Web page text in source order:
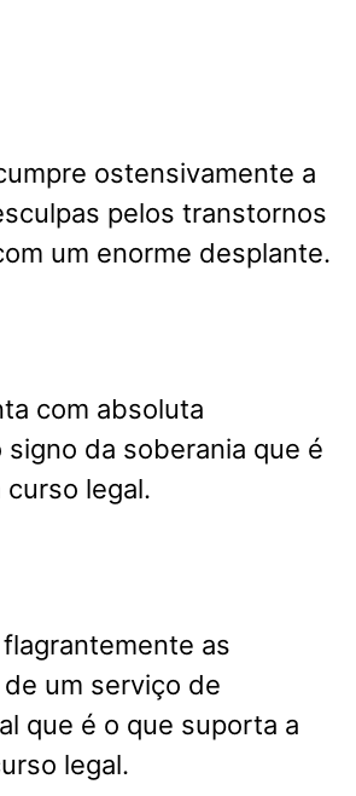
ostensivamente a
pelos transtornos
um enorme desplante.
com absoluta
signo da soberania que é
curso legal.
as
um serviço de
que é o que suporta a
legal.